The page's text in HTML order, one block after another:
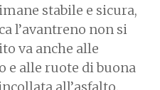
stabile e sicura,
l’avantreno non si
va anche alle
e alle ruote di buona